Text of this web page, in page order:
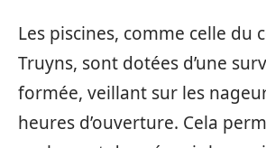
Les piscines, comme celle du
Truyns, sont dotées d’une
formée, veillant sur les
heures d’ouverture. Cela